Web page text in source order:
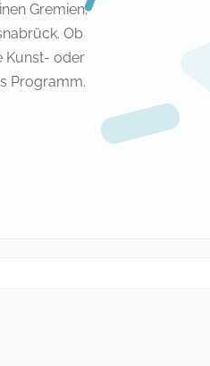
Gremien,
Ob
Kunst- oder
Programm.